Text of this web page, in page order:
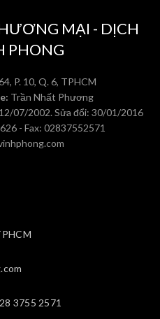
MẠI - DỊCH
PHONG
P. 10, Q. 6, TPHCM
Trần Nhất Phương
07/2002. Sửa đổi: 30/01/2016
- Fax: 02837552571
3755 2571